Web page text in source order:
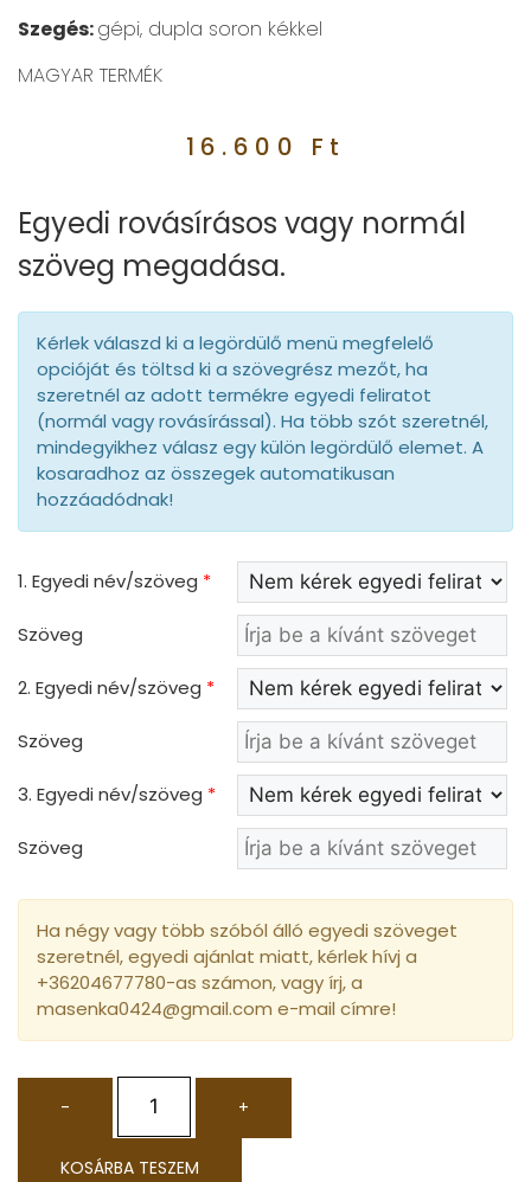
Szegés:gépi, dupla soron kékkel
MAGYAR TERMÉK
16.600 Ft
Egyedi rovásírásos vagy normál
szöveg megadása.
Kérlek válaszd ki a legördülő menü megfelelő
opcióját és töltsd ki a szövegrész mezőt, ha
szeretnél az adott termékre egyedi feliratot
(normál vagy rovásírással). Ha több szót szeretnél,
mindegyikhez válasz egy külön legördülő elemet. A
kosaradhoz az összegek automatikusan
hozzáadódnak!
1. Egyedi név/szöveg *
Szöveg
2. Egyedi név/szöveg *
Szöveg
3. Egyedi név/szöveg *
Szöveg
Ha négy vagy több szóból álló egyedi szöveget
szeretnél, egyedi ajánlat miatt, kérlek hívj a
+36204677780-as számon, vagy írj, a
masenka0424@gmail.com e-mail címre!
- +
KOSÁRBA TESZEM